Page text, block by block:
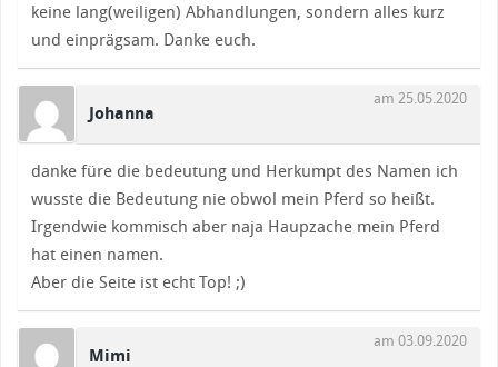
keine lang(weiligen) Abhandlungen, sondern alles kurz
und einprägsam. Danke euch.
Johanna
am 25.05.2020
danke füre die bedeutung und Herkumpt des Namen ich
wusste die Bedeutung nie obwol mein Pferd so heißt.
Irgendwie kommisch aber naja Haupzache mein Pferd
hat einen namen.
Aber die Seite ist echt Top! ;)
Mimi
am 03.09.2020